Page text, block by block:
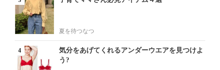
夏を待つなつ
気分をあげてくれるアンダーウエアを見つけよ
う?